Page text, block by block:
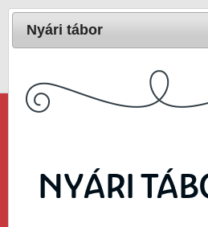
Telefon:
E-mail:
Nyári tábor
NYÁRI